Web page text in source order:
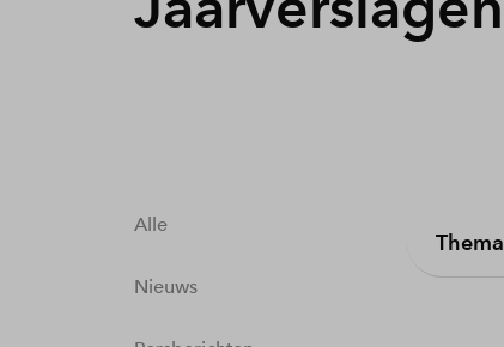
Alle
Nieuws
Thema